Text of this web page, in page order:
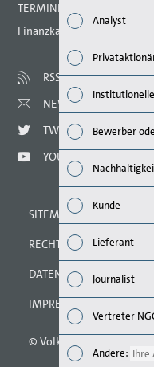
TERMINE 2021
Finanzkalender
RSS
NEWSLETTER
TWITTER
YOUTUBE
SITEMAP
RECHTLICHE HINWEISE
IMPRESSUM
© Volkswagen AG 2021
Analyst
Bewerber
Kunde
Lieferant
Journalist
Vertreter
Andere